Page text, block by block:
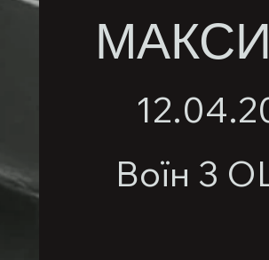
Воїн 3